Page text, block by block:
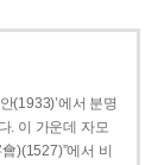
(1933)’에서 분명
. 이 가운데 자모
)(1527)”에서 비